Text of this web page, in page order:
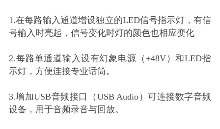
1.在每路输入通道增设独立的LED信号指示灯，有信
号输入时亮起，信号变化时灯的颜色也相应变化
2.每路单通道输入设有幻象电源（+48V）和LED指
示灯，方便连接专业话筒。
3.增加USB音频接口（USB Audio）可连接数字音频
设备，用于音频录音与回放。